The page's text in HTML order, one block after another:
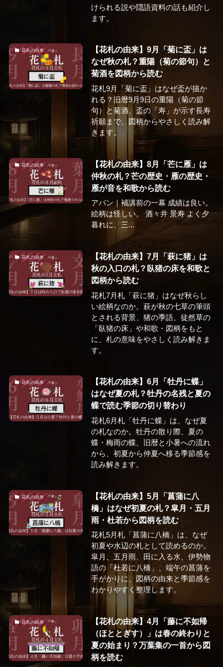
けられる説や隠語資料の話も紹介し
ます。
花札の由来
【花札の由来】9月「菊に盃」は
なぜ秋の札？重陽（菊の節句）と
菊酒を図柄から読む
花札9月「菊に盃」はなぜ盃が描か
れる？旧暦9月9日の重陽（菊の節
句）と菊酒、盃の「寿」が示す長寿
祈願まで、図柄からやさしく読み解
きます。
花札の由来
【花札の由来】8月「芒に雁」は
仲秋の札？芒の歴史・雁の歴史・
雁が音を和歌から読む
アバン｜補講前の一幕 成績は良い。
絵柄は怪しい。 酒々井 景寿 よく夕
暮れに、三...
花札の由来
【花札の由来】7月「萩に猪」は
秋の入口の札？臥猪の床を和歌と
図柄から読む
花札7月札「萩に猪」はなぜ秋らし
い絵柄なのか。萩が秋の七草の筆頭
とされる背景、猪の季語、徒然草の
「臥猪の床」や和歌・図柄をもと
に、札の意味をやさしく読み解きま
す。
花札の由来
【花札の由来】6月「牡丹に蝶」
はなぜ夏の札？牡丹の名残と夏の
蝶で読む季節の切り替わり
花札6月札「牡丹に蝶」は、なぜ夏
の札なのか。牡丹の散り際、夏の
蝶・梅雨の蝶、旧暦と小暑への流れ
から、初夏から仲夏へ移る季節感を
読み解きます。
花札の由来
【花札の由来】5月「菖蒲に八
橋」はなぜ初夏の札？皐月・五月
雨・杜若から図柄を読む
花札5月札「菖蒲に八橋」は、なぜ
初夏や水辺の札として読めるのか。
皐月、五月雨、田に入る水、伊勢物
語の「杜若に八橋」、端午の菖蒲を
手がかりに、図柄の由来と季節感を
わかりやすく整理します。
花札の由来
【花札の由来】4月「藤に不如帰
（ほととぎす）」は春の終わりと
夏の始まり？万葉集の一首から図
柄を読む